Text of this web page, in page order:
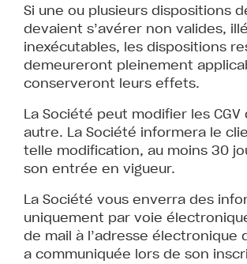
Si une ou plusieurs dispositions
devaient s’avérer non valides,
inexécutables, les dispositions
demeureront pleinement
conserveront leurs effets.
La Société peut modifier les
autre. La Société informera le
telle modification, au moins 30
son entrée en vigueur.
La Société vous enverra des
uniquement par voie
de mail à l’adresse électronique
a communiquée lors de son